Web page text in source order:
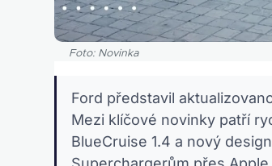
Foto: Novinka
Ford představil
Mezi klíčové novinky patří
BlueCruise 1.4 a nový